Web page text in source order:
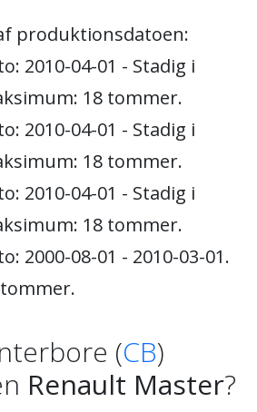
produktionsdatoen:
2010-04-01 - Stadig i
18 tommer.
2010-04-01 - Stadig i
18 tommer.
2010-04-01 - Stadig i
18 tommer.
2000-08-01 - 2010-03-01.
(CB)
Renault Master?